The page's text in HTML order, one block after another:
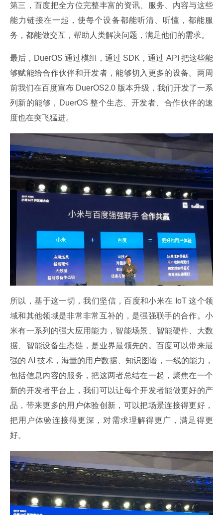
第三，百度把全方位完整丰富的资讯、服务、内容与这些
能力链接在一起，使每个设备都能听清、听懂，都能服
务，都能做交互，帮助人类解决问题，满足他们的需求。
最后，DuerOS 通过模组，通过 SDK，通过 API 把这些能
够赋能给合作伙伴和开发者，能够切入更多的设备。两周
前我们在百度宣布 DuerOS2.0 版本升级，我们开发了一系
列新的能够，DuerOS 整个生态、开发者、合作伙伴的速
度也在突飞猛进。
所以，基于这一切，我们坚信，百度和小米在 IoT 这个领
域和其他领域是非常非常互补的，是强强联手的合作。小
米有一系列的强大应用能力，智能场景、智能硬件、大数
据、智能设备生态链，是业界最领先的。百度可以带来最
强的 AI 技术，海量的用户数据、知识图谱，一线的能力，
包括信息内容的服务，把这两者总结在一起，聚焦在一个
新的开发者平台上，我们可以让每个开发者能做更好的产
品，带来更多的用户体验创新，可以把场景连接得更好，
把用户体验连接得更深，对需求理解得更广，满足得更
好。